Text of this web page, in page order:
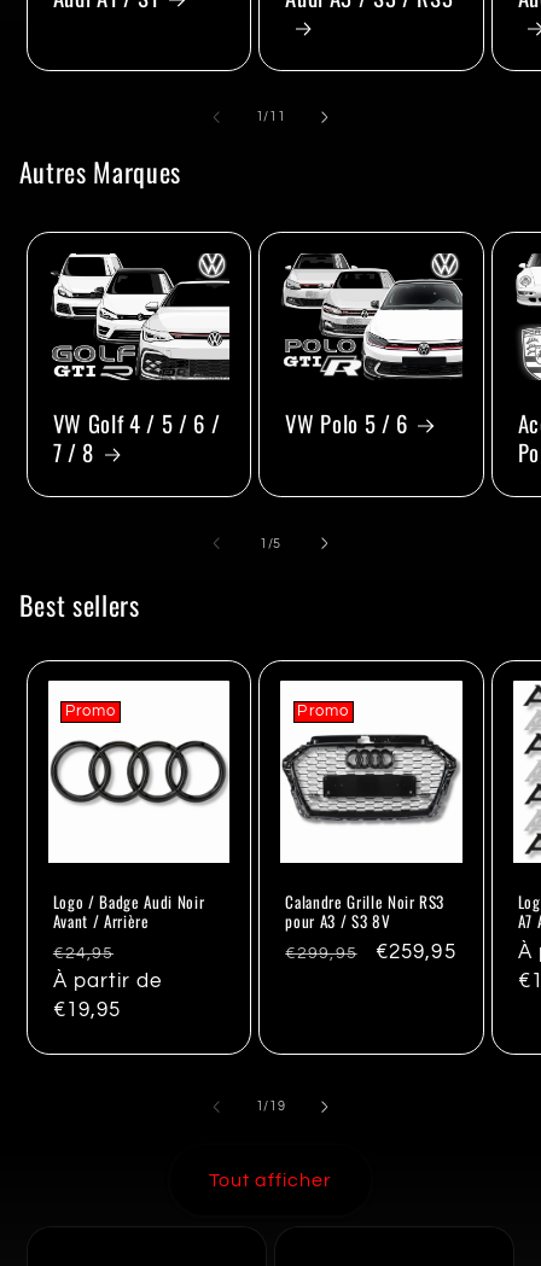
1/de
11
Autres Marques
VW Golf 4 / 5 / 6 /
7 / 8
VW Polo 5 / 6
1 /de
5
Best sellers
Promo
Logo / Badge Audi Noir
Avant / Arrière
Prix
habituel
€24,95
À partir de
€19,95
Promo
Calandre Grille Noir RS3
pour A3 / S3 8V
Prix
€299,95 Promo
€259,95
A7
À
1/de
19
Tout afficher